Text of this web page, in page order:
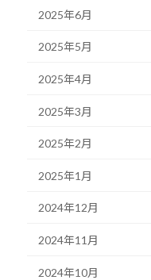
2025年6月
2025年5月
2025年4月
2025年3月
2025年2月
2025年1月
2024年12月
2024年11月
2024年10月